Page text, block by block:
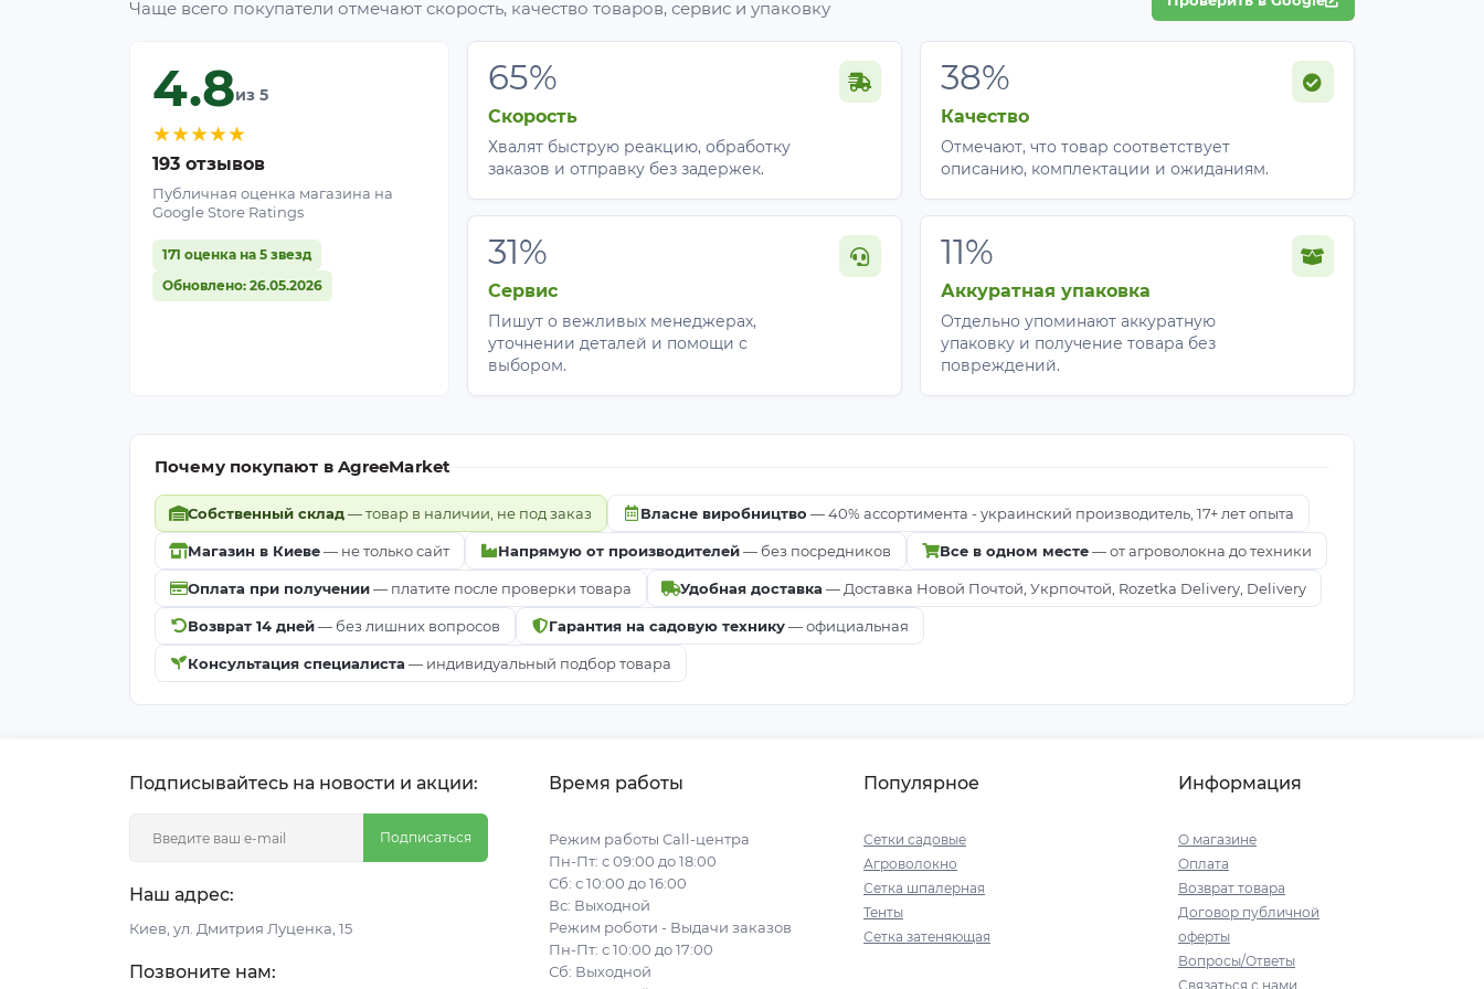
Чаще всего покупатели отмечают скорость, качество товаров, сервис и упаковку
4.8из 5
★★★★★
193 отзывов
Публичная оценка магазина на
Google Store Ratings
171 оценка на 5 звезд
Обновлено: 26.05.2026
65%
Скорость
Хвалят быструю реакцию, обработку
заказов и отправку без задержек.
38%
Качество
Отмечают, что товар соответствует
описанию, комплектации и ожиданиям.
31%
Сервис
Пишут о вежливых менеджерах,
уточнении деталей и помощи с
выбором.
11%
Аккуратная упаковка
Отдельно упоминают аккуратную
упаковку и получение товара без
повреждений.
Почему покупают в AgreeMarket
Собственный склад— товар в наличии, не под заказ Власне виробництво — 40% ассортимента - украинский производитель, 17+ лет опыта
Магазин в Киеве— не только сайт Напрямую от производителей— без посредников Все в одном месте— от агроволокна до техники
Оплата при получении— платите после проверки товара Удобная доставка — Доставка Новой Почтой, Укрпочтой, Rozetka Delivery, Delivery
Возврат 14 дней— без лишних вопросов Гарантия на садовую технику— официальная
Консультация специалиста — индивидуальный подбор товара
Подписывайтесь на новости и акции:
Подписаться
Наш адрес:
Киeв, ул. Дмитрия Луценка, 15
Позвоните нам:
Время работы
Режим работы Call-центра
Пн-Пт: с 09:00 до 18:00
Сб: с 10:00 до 16:00
Вс: Выходной
Режим роботи - Выдачи заказов
Пн-Пт: с 10:00 до 17:00
Сб: Выходной
Популярное
Сетки садовые
Агроволокно
Сетка шпалерная
Тенты
Сетка затеняющая
Информация
О магазине
Оплата
Возврат товара
Договор публичной
оферты
Вопросы/Ответы
Связаться с нами